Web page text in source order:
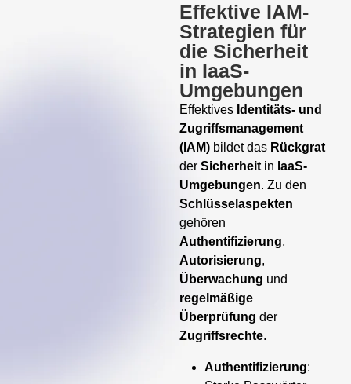
Effektive IAM-
Strategien für
die Sicherheit
in IaaS-
Umgebungen
Effektives Identitäts- und
Zugriffsmanagement
(IAM) bildet das Rückgrat
derSicherheit in IaaS-
Umgebungen. Zu den
Schlüsselaspekten
gehören
Authentifizierung,
Autorisierung,
Überwachung und
regelmäßige
Überprüfung der
Zugriffsrechte.
Authentifizierung: